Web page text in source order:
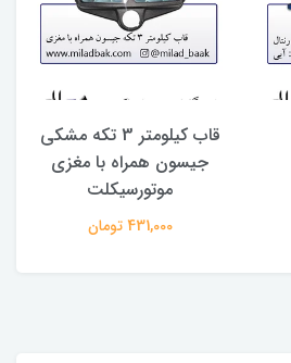
قاب کیلومتر 3 تکه مشکی
جیسون همراه با مغزی
موتورسیکلت
431,000 تومان